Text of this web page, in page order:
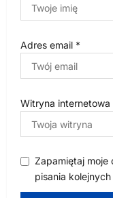
Adres email *
Witryna internetowa
Zapamiętaj
pisania